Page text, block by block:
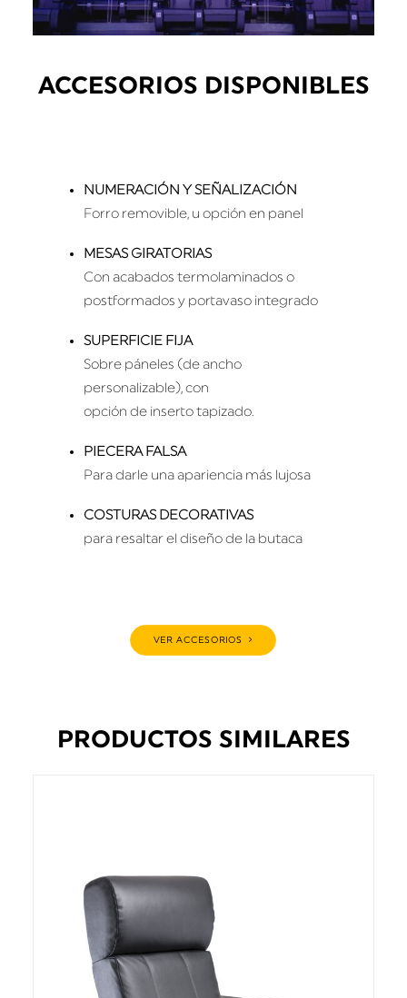
ACCESORIOS DISPONIBLES
NUMERACIÓN Y SEÑALIZACIÓN
Forro removible, u opción en panel
MESAS GIRATORIAS
Con acabados termolaminados o
postformados y portavaso integrado
SUPERFICIE FIJA
Sobre páneles (de ancho
personalizable), con
opción de inserto tapizado.
PIECERA FALSA
Para darle una apariencia más lujosa
COSTURAS DECORATIVAS
para resaltar el diseño de la butaca
VER ACCESORIOS
PRODUCTOS SIMILARES